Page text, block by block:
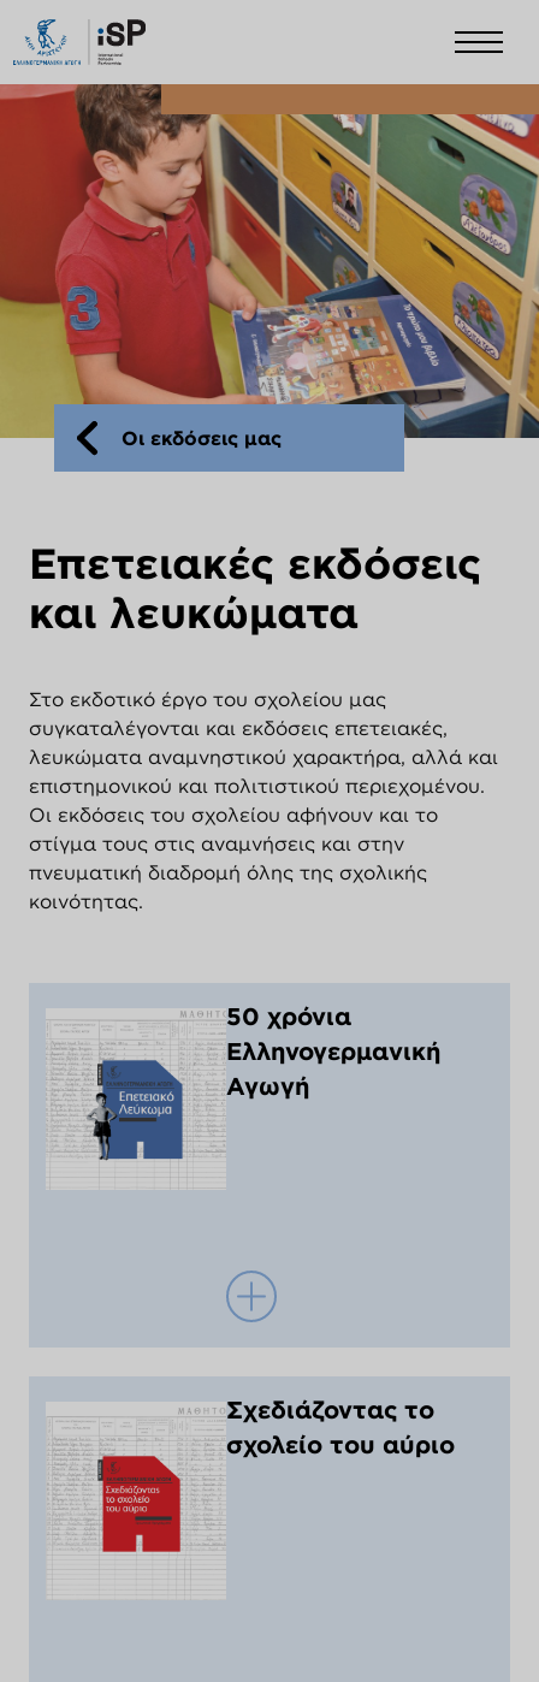
Οι εκδόσεις μας
Επετειακές εκδόσεις
και λευκώματα
Στο εκδοτικό έργο του σχολείου μας
συγκαταλέγονται και εκδόσεις επετειακές,
λευκώματα αναμνηστικού χαρακτήρα, αλλά και
επιστημονικού και πολιτιστικού περιεχομένου.
Οι εκδόσεις του σχολείου αφήνουν και το
στίγμα τους στις αναμνήσεις και στην
πνευματική διαδρομή όλης της σχολικής
κοινότητας.
50 χρόνια
Ελληνογερμανική
Αγωγή
Σχεδιάζοντας το
σχολείο του αύριο